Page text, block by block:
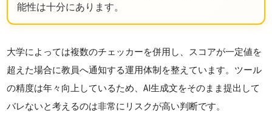
能性は十分にあります。
大学によっては複数のチェッカーを併用し、スコアが一定値を
超えた場合に教員へ通知する運用体制を整えています。ツール
の精度は年々向上しているため、AI生成文をそのまま提出して
バレないと考えるのは非常にリスクが高い判断です。